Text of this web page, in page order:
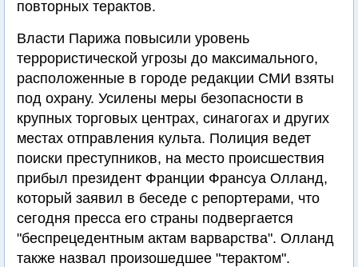
повторных терактов.
Власти Парижа повысили уровень
террористической угрозы до максимального,
расположенные в городе редакции СМИ взяты
под охрану. Усилены меры безопасности в
крупных торговых центрах, синагогах и других
местах отправления культа. Полиция ведет
поиски преступников, на место происшествия
прибыл президент Франции Франсуа Олланд,
который заявил в беседе с репортерами, что
сегодня пресса его страны подвергается
"беспрецедентным актам варварства". Олланд
также назвал произошедшее "терактом".